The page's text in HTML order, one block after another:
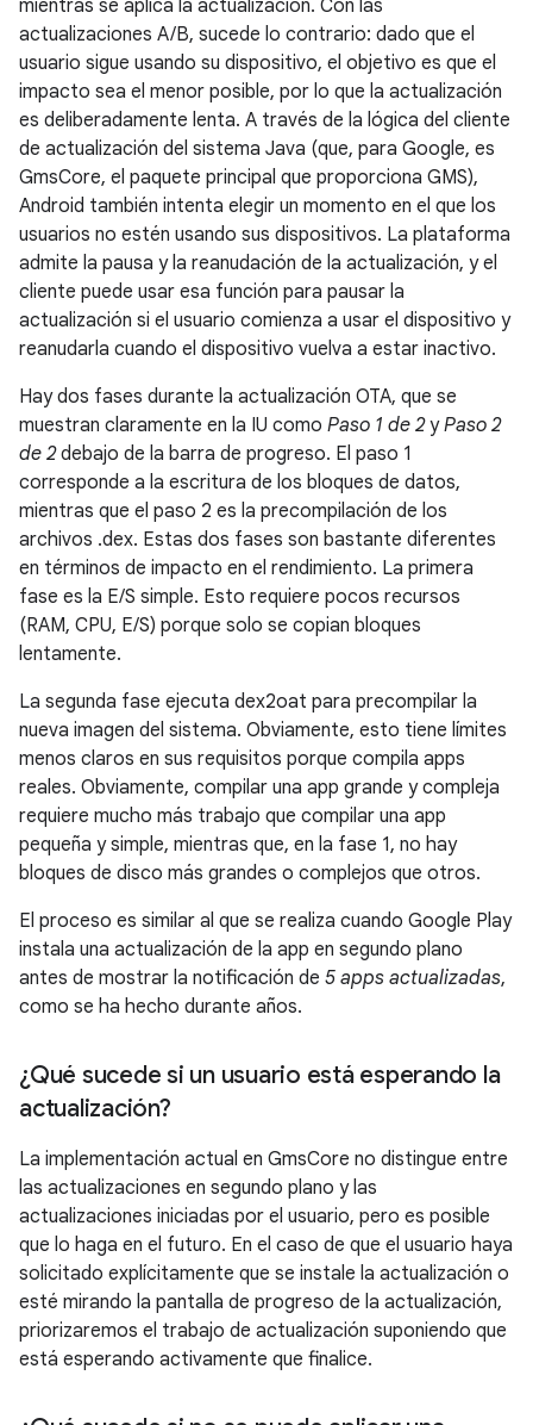
mientras se aplica la actualización. Con las
actualizaciones A/B, sucede lo contrario: dado que el
usuario sigue usando su dispositivo, el objetivo es que el
impacto sea el menor posible, por lo que la actualización
es deliberadamente lenta. A través de la lógica del cliente
de actualización del sistema Java (que, para Google, es
GmsCore, el paquete principal que proporciona GMS),
Android también intenta elegir un momento en el que los
usuarios no estén usando sus dispositivos. La plataforma
admite la pausa y la reanudación de la actualización, y el
cliente puede usar esa función para pausar la
actualización si el usuario comienza a usar el dispositivo y
reanudarla cuando el dispositivo vuelva a estar inactivo.
Hay dos fases durante la actualización OTA, que se
muestran claramente en la IU como Paso 1 de 2yPaso 2
de 2debajo de la barra de progreso. El paso 1
corresponde a la escritura de los bloques de datos,
mientras que el paso 2 es la precompilación de los
archivos .dex. Estas dos fases son bastante diferentes
en términos de impacto en el rendimiento. La primera
fase es la E/S simple. Esto requiere pocos recursos
(RAM, CPU, E/S) porque solo se copian bloques
lentamente.
La segunda fase ejecuta dex2oat para precompilar la
nueva imagen del sistema. Obviamente, esto tiene límites
menos claros en sus requisitos porque compila apps
reales. Obviamente, compilar una app grande y compleja
requiere mucho más trabajo que compilar una app
pequeña y simple, mientras que, en la fase 1, no hay
bloques de disco más grandes o complejos que otros.
El proceso es similar al que se realiza cuando Google Play
instala una actualización de la app en segundo plano
antes de mostrar la notificación de 5 apps actualizadas,
como se ha hecho durante años.
¿Qué sucede si un usuario está esperando la
actualización?
La implementación actual en GmsCore no distingue entre
las actualizaciones en segundo plano y las
actualizaciones iniciadas por el usuario, pero es posible
que lo haga en el futuro. En el caso de que el usuario haya
solicitado explícitamente que se instale la actualización o
esté mirando la pantalla de progreso de la actualización,
priorizaremos el trabajo de actualización suponiendo que
está esperando activamente que finalice.